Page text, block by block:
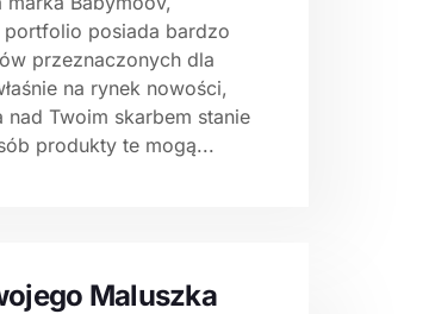
posiada bardzo
przeznaczonych dla
na rynek nowości,
Twoim skarbem stanie
produkty te mogą...
Maluszka